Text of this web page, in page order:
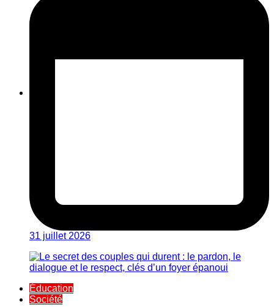
31 juillet 2026
Éducation
Société